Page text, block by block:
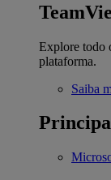
Explore todo
plataforma.
Saiba